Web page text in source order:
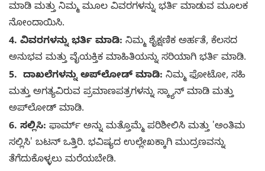
ಮಾಡಿ ಮತ್ತು ನಿಮ್ಮ ಮೂಲ ವಿವರಗಳನ್ನು ಭರ್ತಿ ಮಾಡುವ ಮೂಲಕ
ನೋಂದಾಯಿಸಿ.
4. ವಿವರಗಳನ್ನು ಭರ್ತಿ ಮಾಡಿ: ನಿಮ್ಮ ಶೈಕ್ಷಣಿಕ ಅರ್ಹತೆ, ಕೆಲಸದ
ಅನುಭವ ಮತ್ತು ವೈಯಕ್ತಿಕ ಮಾಹಿತಿಯನ್ನು ಸರಿಯಾಗಿ ಭರ್ತಿ ಮಾಡಿ.
5. ದಾಖಲೆಗಳನ್ನು ಅಪ್‌ಲೋಡ್ ಮಾಡಿ: ನಿಮ್ಮ ಫೋಟೋ, ಸಹಿ
ಮತ್ತು ಅಗತ್ಯವಿರುವ ಪ್ರಮಾಣಪತ್ರಗಳನ್ನು ಸ್ಕ್ಯಾನ್ ಮಾಡಿ ಮತ್ತು
ಅಪ್‌ಲೋಡ್ ಮಾಡಿ.
6. ಸಲ್ಲಿಸಿ: ಫಾರ್ಮ್ ಅನ್ನು ಮತ್ತೊಮ್ಮೆ ಪರಿಶೀಲಿಸಿ ಮತ್ತು 'ಅಂತಿಮ
ಸಲ್ಲಿಸಿ' ಬಟನ್ ಒತ್ತಿರಿ. ಭವಿಷ್ಯದ ಉಲ್ಲೇಖಕ್ಕಾಗಿ ಮುದ್ರಣವನ್ನು
ತೆಗೆದುಕೊಳ್ಳಲು ಮರೆಯಬೇಡಿ.